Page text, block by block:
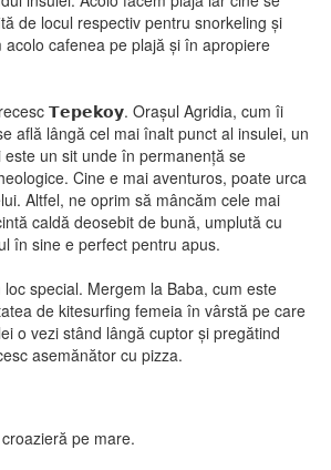
de locul respectiv pentru snorkeling și
cafenea pe plajă și în apropiere
𝗧𝗲𝗽𝗲𝗸𝗼𝘆. Orașul Agridia, cum îi
află lângă cel mai înalt punct al insulei, un
un sit unde în permanență se
Cine e mai aventuros, poate urca
Altfel, ne oprim să mâncăm cele mai
caldă deosebit de bună, umplută cu
în sine e perfect pentru apus.
special. Mergem la Baba, cum este
de kitesurfing femeia în vârstă pe care
o vezi stând lângă cuptor și pregătind
asemănător cu pizza.
pe mare.